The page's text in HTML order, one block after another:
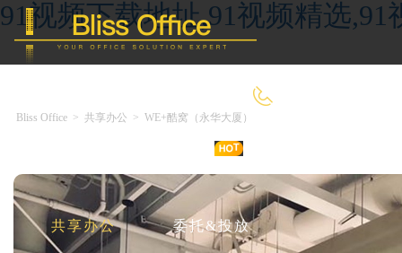
91视频下载地址,91视频精选
共享办公 委托&投放
Bliss Office > 共享办公 > WE+酷窝（永华大厦）